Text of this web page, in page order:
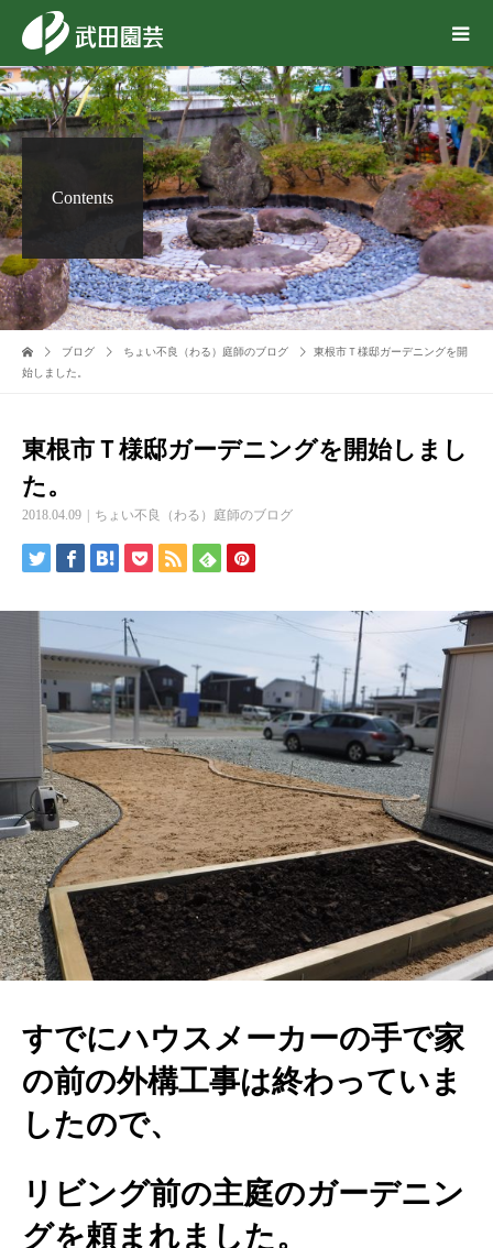
Contents
ブログ ちょい不良（わる）庭師のブログ
東根市Ｔ様邸ガーデニングを開
始しました。
東根市Ｔ様邸ガーデニングを開始しまし
た。
2018.04.09 ちょい不良（わる）庭師のブログ
すでにハウスメーカーの手で家
の前の外構工事は終わっていま
したので、
リビング前の主庭のガーデニン
グを頼まれました。